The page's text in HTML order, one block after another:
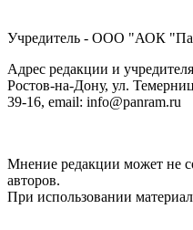
Учредитель - ООО "АОК
Адрес редакции и
Ростов-на-Дону, ул.
39-16, email: info@panram.ru
Мнение редакции может не
авторов.
При использовании